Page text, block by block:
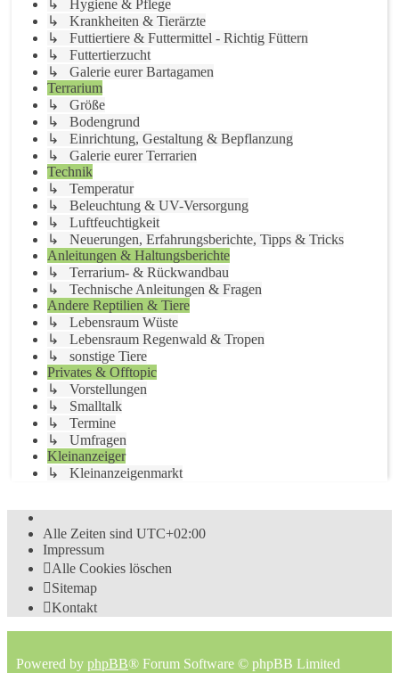
↳ Hygiene & Pflege
↳ Krankheiten & Tierärzte
↳ Futtiertiere & Futtermittel - Richtig Füttern
↳ Futtertierzucht
↳ Galerie eurer Bartagamen
Terrarium
↳ Größe
↳ Bodengrund
↳ Einrichtung, Gestaltung & Bepflanzung
↳ Galerie eurer Terrarien
Technik
↳ Temperatur
↳ Beleuchtung & UV-Versorgung
↳ Luftfeuchtigkeit
↳ Neuerungen, Erfahrungsberichte, Tipps & Tricks
Anleitungen & Haltungsberichte
↳ Terrarium- & Rückwandbau
↳ Technische Anleitungen & Fragen
Andere Reptilien & Tiere
↳ Lebensraum Wüste
↳ Lebensraum Regenwald & Tropen
↳ sonstige Tiere
Privates & Offtopic
↳ Vorstellungen
↳ Smalltalk
↳ Termine
↳ Umfragen
Kleinanzeiger
↳ Kleinanzeigenmarkt
Alle Zeiten sind UTC+02:00
Impressum
Alle Cookies löschen
Sitemap
Kontakt
Powered by phpBB® Forum Software © phpBB Limited